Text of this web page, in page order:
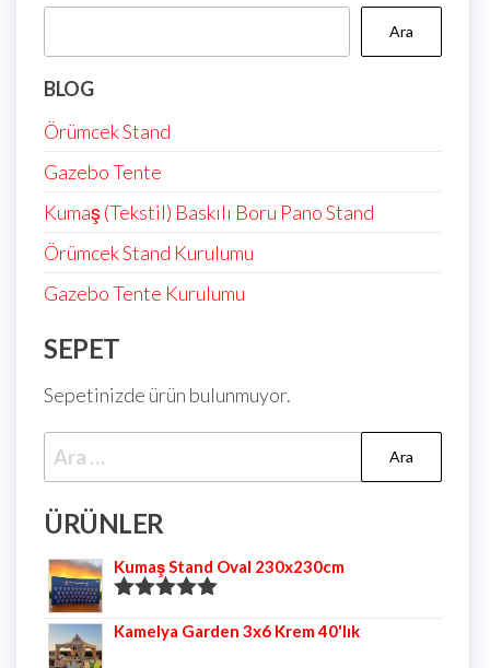
Ara
BLOG
Örümcek Stand
Gazebo Tente
Kumaş (Tekstil) Baskılı Boru Pano Stand
Örümcek Stand Kurulumu
Gazebo Tente Kurulumu
SEPET
Sepetinizde ürün bulunmuyor.
ÜRÜNLER
Kumaş Stand Oval 230x230cm
5.00oy aldı
Kamelya Garden 3x6 Krem 40'lık